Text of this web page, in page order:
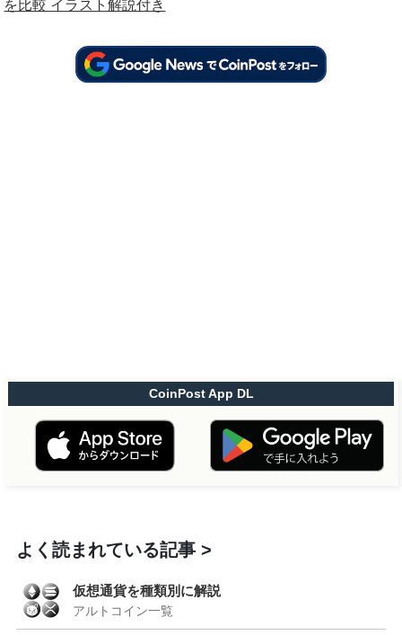
を比較 イラスト解説付き
CoinPost App DL
よく読まれている記事
仮想通貨を種類別に解説
アルトコイン一覧